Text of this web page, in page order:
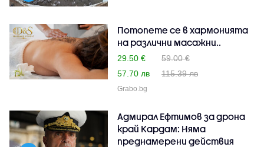
Потопете се в хармонията
на различни масажни..
29.50 €
59.00 €
57.70 лв
115.39 лв
Grabo.bg
Адмирал Ефтимов за дрона
край Кардам: Няма
преднамерени действия